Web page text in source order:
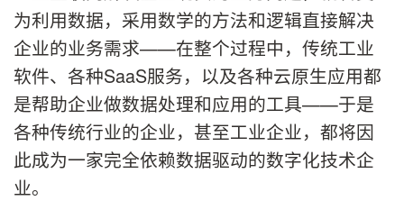
为利用数据，采用数学的方法和逻辑直接解决
企业的业务需求——在整个过程中，传统工业
软件、各种SaaS服务，以及各种云原生应用都
是帮助企业做数据处理和应用的工具——于是
各种传统行业的企业，甚至工业企业，都将因
此成为一家完全依赖数据驱动的数字化技术企
业。